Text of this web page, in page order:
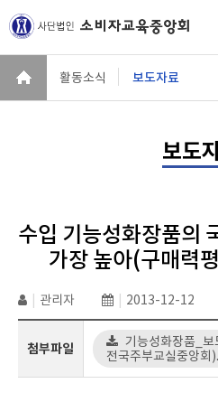
활동소식 보도자료
보도
수입 기능성화장품의
가장 높아(구매력
관리자 2013-12-12
첨부파일
기능성화장품_
전국주부교실중앙회